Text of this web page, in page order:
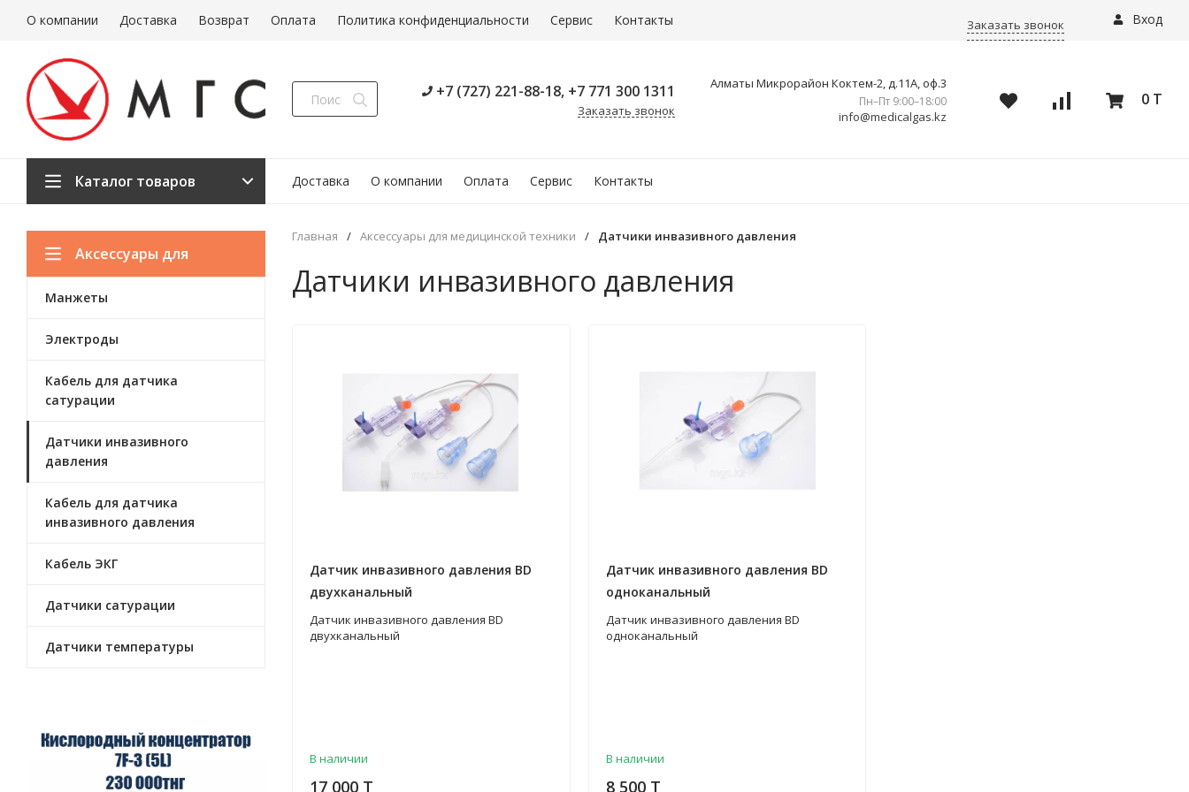
О компании Доставка Возврат Оплата Политика конфиденциальности Сервис Контакты Заказать звонок Вход
+7 (727) 221-88-18, +7 771 300 1311
Заказать звонок
Алматы Микрорайон Коктем-2, д.11А, оф.3
Пн–Пт 9:00–18:00
info@medicalgas.kz
0 T
Каталог товаров Доставка О компании Оплата Сервис Контакты
Аксессуары для
медицинской техники
Манжеты
Электроды
Кабель для датчика
сатурации
Датчики инвазивного
давления
Кабель для датчика
инвазивного давления
Кабель ЭКГ
Датчики сатурации
Датчики температуры
Главная / Аксессуары для медицинской техники / Датчики инвазивного давления
Датчики инвазивного давления
Датчик инвазивного давления BD
двухканальный
Датчик инвазивного давления BD
двухканальный
В наличии
17 000 T
Датчик инвазивного давления BD
одноканальный
Датчик инвазивного давления BD
одноканальный
В наличии
8 500 T